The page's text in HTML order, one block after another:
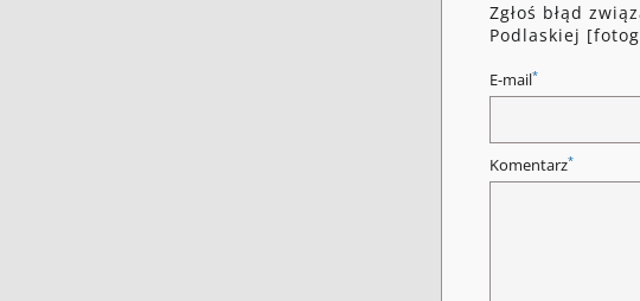
Zgłoś błąd
Podlaskiej
E-mail*
Komentarz*